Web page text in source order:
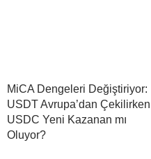
MiCA Dengeleri Değiştiriyor:
USDT Avrupa’dan Çekilirken
USDC Yeni Kazanan mı
Oluyor?